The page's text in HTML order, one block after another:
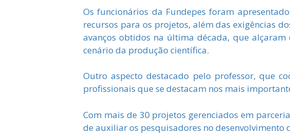
Os funcionários da Fundepes foram
recursos para os projetos, além das exigências
avanços obtidos na última década, que
cenário da produção científica.
Outro aspecto destacado pelo professor, que
profissionais que se destacam nos mais
Com mais de 30 projetos gerenciados em
de auxiliar os pesquisadores no desenvolvimento